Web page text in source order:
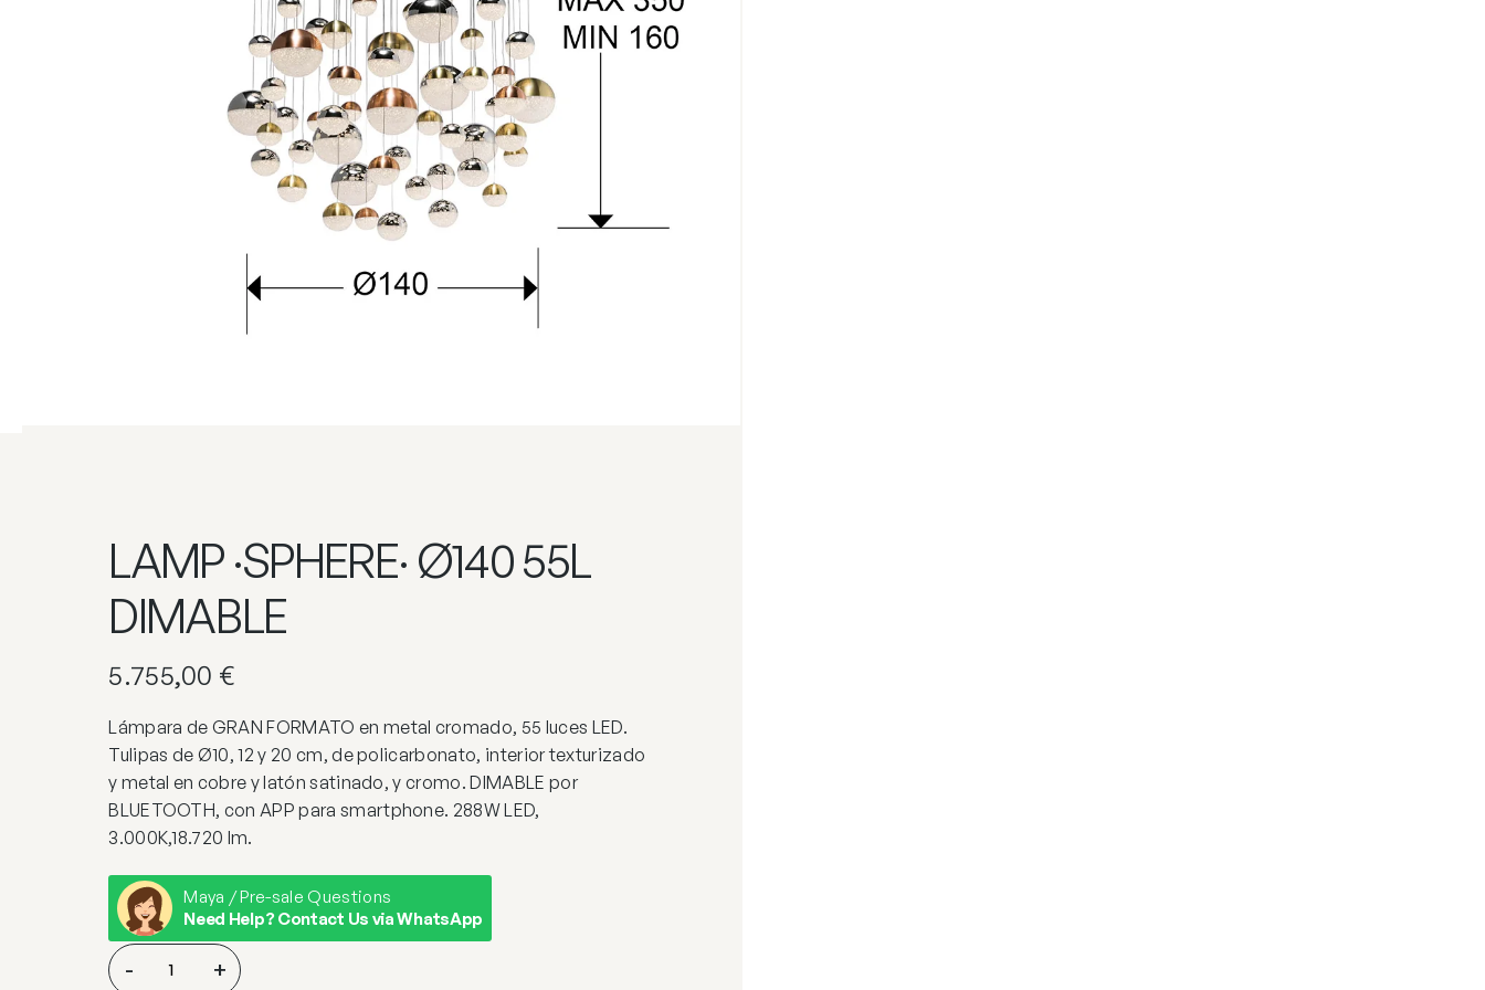
LAMP ·SPHERE· Ø140 55L
DIMABLE
5.755,00 €
Lámpara de GRAN FORMATO en metal cromado, 55 luces LED.
Tulipas de Ø10, 12 y 20 cm, de policarbonato, interior texturizado
y metal en cobre y latón satinado, y cromo. DIMABLE por
BLUETOOTH, con APP para smartphone. 288W LED,
3.000K,18.720 lm.
Maya / Pre-sale Questions
Need Help? Contact Us via WhatsApp
LAMP
·SPHERE·
- +